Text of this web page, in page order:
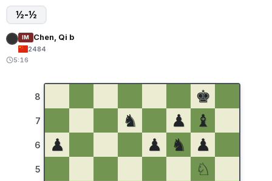
½-½
IM Chen, Qi b
2484
5:16
8
7
6
5
♚
♞
♟
♝
♟
♟ ♞
♟
♘